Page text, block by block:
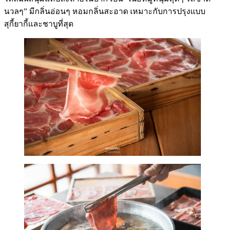
นวลๆ” มีกลิ่นอ่อนๆ หอมกลิ่นสะอาด เหมาะกับการปรุงแบบ
สุกี้ยากี้และชาบูที่สุด